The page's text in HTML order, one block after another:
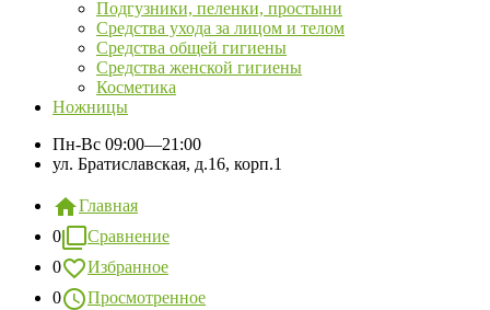
Подгузники, пеленки, простыни
Средства ухода за лицом и телом
Средства общей гигиены
Средства женской гигиены
Косметика
Ножницы
Пн-Вс 09:00—21:00
ул. Братиславская, д.16, корп.1
Главная
0
Сравнение
0
Избранное
0
Просмотренное